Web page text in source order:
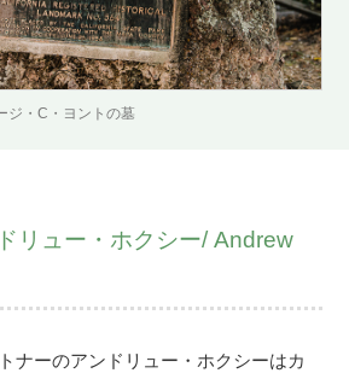
ジ・C・ヨントの墓
リュー・ホクシー/ Andrew
ナーのアンドリュー・ホクシーはカ